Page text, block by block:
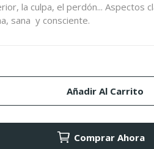
la culpa, el perdón... Aspectos
sana y consciente.
Añadir Al Carrito
Comprar Ahora